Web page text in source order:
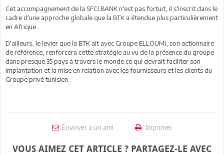
Cet accompagnement de la SFCI BANK n'est pas fortuit, il s'inscrit dans le
cadre d'une approche globale que la BTK a étendue plus particulièrement
en Afrique.
D'ailleurs, le levier que la BTK ait avec Groupe ELLOUMI, son actionnaire
de référence, renforcera cette stratégie au vu de la présence du groupe
dans presque 35 pays à travers le monde ce qui devrait faciliter son
implantation et la mise en relation avec les fournisseurs et les clients du
Groupe privé tunisien.
Envoyer à un ami Imprimer
VOUS AIMEZ CET ARTICLE ? PARTAGEZ-LE AVEC